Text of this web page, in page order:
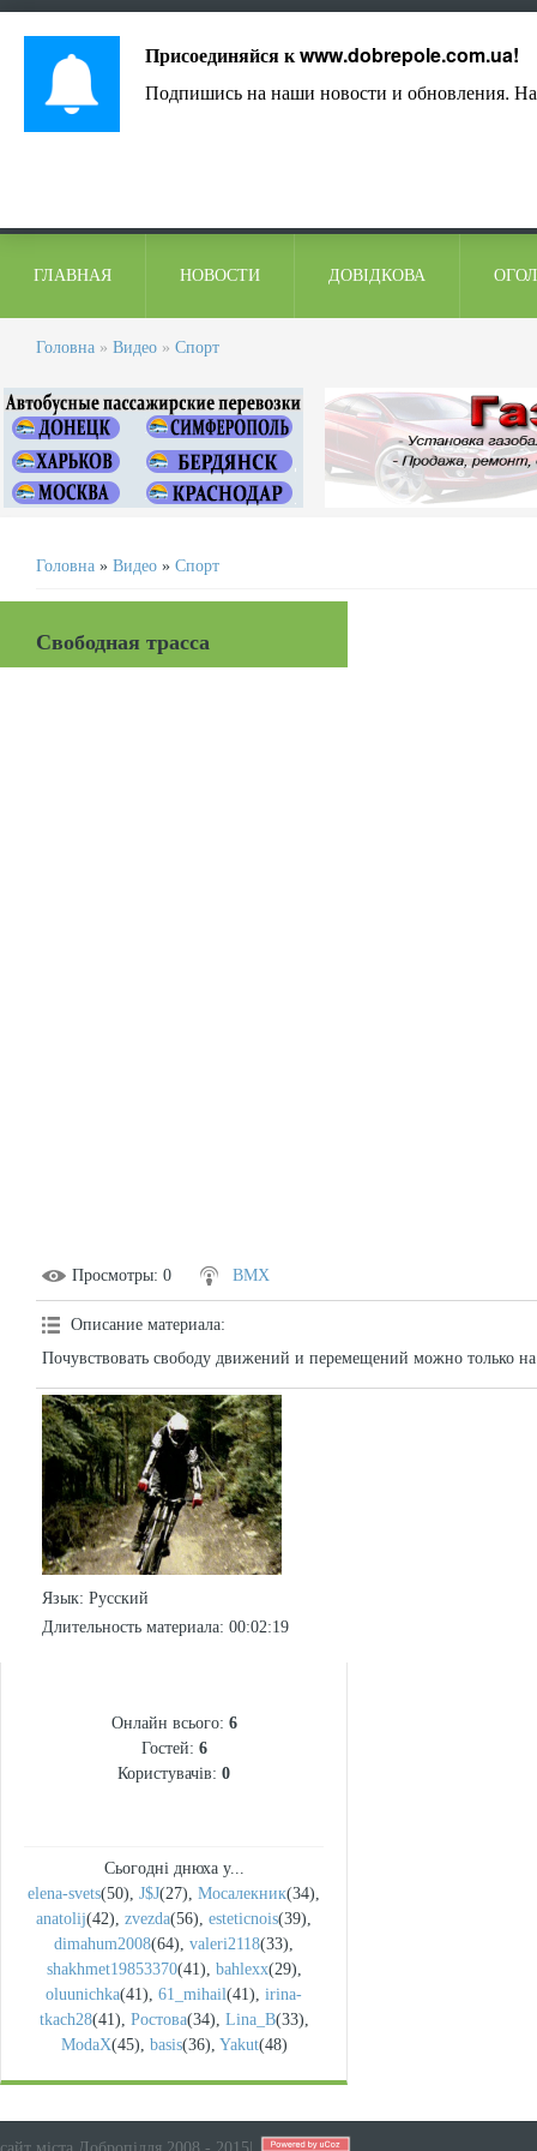
ГЛАВНАЯ НОВОСТИ ДОВІДКОВА
Головна » Видео » Спорт
Головна » Видео » Спорт
Свободная трасса
Просмотры: 0 BMX
Описание материала:
Почувствовать свободу движений и перемещений можно только на
Язык: Русский
Длительность материала: 00:02:19
Онлайн всього: 6
Гостей: 6
Користувачів: 0
Сьогодні днюха у...
elena-svets(50), J$J(27), Мосалекник(34),
anatolij(42), zvezda(56), esteticnois(39),
dimahum2008(64), valeri2118(33),
shakhmet19853370(41), bahlexx(29),
oluunichka(41), 61_mihail(41), irina-
tkach28(41), Ростова(34), Lina_B(33),
ModaX(45), basis(36), Yakut(48)
Присоединяйся кwww.dobrepole.com.ua!
Подпишись на наши новости и обновления.